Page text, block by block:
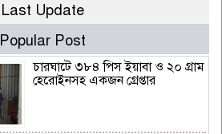
Last Update
Popular Post
চারঘাটে ৩৮৪ পিস ইয়াবা ও ২০ গ্রাম
হেরোইনসহ একজন গ্রেপ্তার